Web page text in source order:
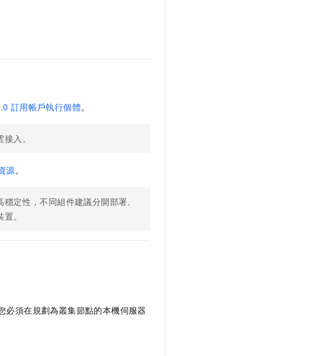
訂用帳戶執行個體。
入。
源。
定性，不同組件建議分開部署。
。
必須在規劃為叢集節點的本機伺服器